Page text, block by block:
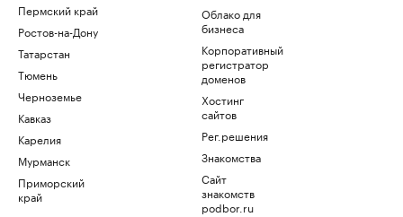
Пермский край
Ростов-на-Дону
Татарстан
Тюмень
Черноземье
Кавказ
Карелия
Мурманск
Приморский
край
Облако для
бизнеса
Корпоративный
регистратор
доменов
Хостинг
сайтов
Рег.решения
Знакомства
Сайт
знакомств
podbor.ru